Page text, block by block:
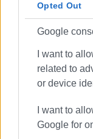
Opted Out
Google
I want to
related to
or device
I want to
Google for